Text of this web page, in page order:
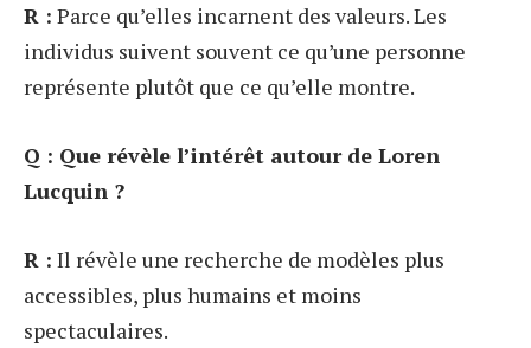
R : Parce qu’elles incarnent des valeurs. Les
individus suivent souvent ce qu’une personne
représente plutôt que ce qu’elle montre.
Q : Que révèle l’intérêt autour de Loren
Lucquin ?
R : Il révèle une recherche de modèles plus
accessibles, plus humains et moins
spectaculaires.